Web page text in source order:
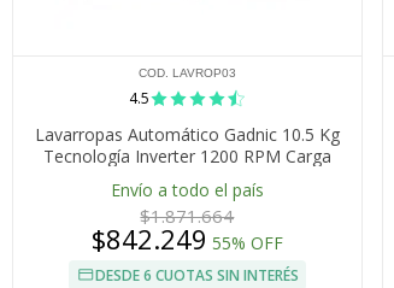
COD. LAVROP03
4.5
Lavarropas Automático Gadnic 10.5 Kg
Tecnología Inverter 1200 RPM Carga
Frontal 14 Programas Lavado Rápido 15
Min
Envío a todo el país
$1.871.664
$842.249 55% OFF
DESDE 6 CUOTAS SIN INTERÉS